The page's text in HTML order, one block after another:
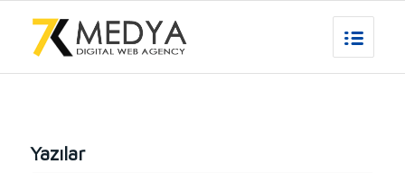
Yazılar